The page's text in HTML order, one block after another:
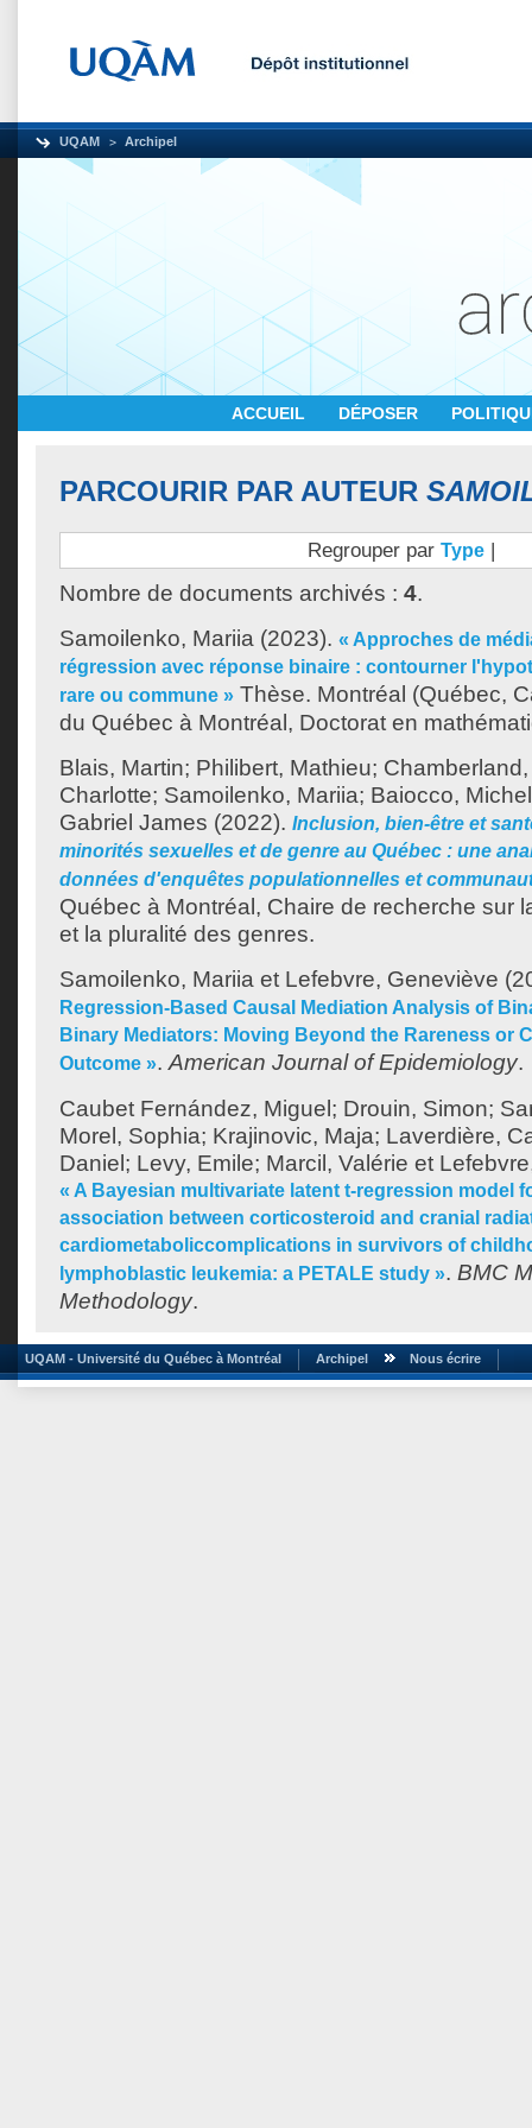
UQAM Archipel
ACCUEIL DÉPOSER
PARCOURIR PAR AUTEUR
Regrouper par Type |
Nombre de documents archivés : 4.
Samoilenko, Mariia (2023). « Approches de
régression avec réponse binaire : contourner
rare ou commune » Thèse. Montréal (Québec,
du Québec à Montréal, Doctorat en
Blais, Martin; Philibert, Mathieu;
Charlotte; Samoilenko, Mariia; Baiocco,
Gabriel James (2022). Inclusion, bien-être et
minorités sexuelles et de genre au Québec : une
données d'enquêtes populationnelles et
Québec à Montréal, Chaire de recherche sur
et la pluralité des genres.
Samoilenko, Mariia et Lefebvre, Geneviève
Regression-Based Causal Mediation Analysis of
Binary Mediators: Moving Beyond the Rareness or
Outcome ». American Journal of Epidemiology.
Caubet Fernández, Miguel ; Drouin, Simon;
Morel, Sophia; Krajinovic, Maja; Laverdière,
Daniel ; Levy, Emile; Marcil, Valérie et
« A Bayesian multivariate latent t-regression model
association between corticosteroid and cranial
cardiometaboliccomplications in survivors of
lymphoblastic leukemia: a PETALE study ». BMC
Methodology.
UQAM - Université du Québec à Montréal Archipel Nous écrire